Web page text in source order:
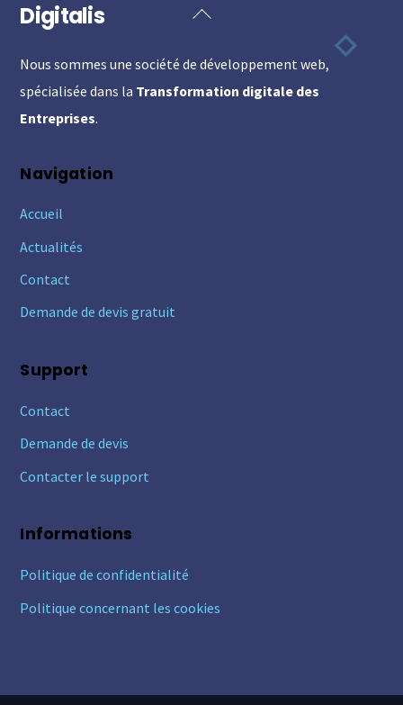
Back
Top
Digitalis
Nous sommes une société de développement web,
spécialisée dans la Transformation digitale des
Entreprises.
Navigation
Accueil
Actualités
Contact
Demande de devis gratuit
Support
Contact
Demande de devis
Contacter le support
Informations
Politique de confidentialité
Politique concernant les cookies